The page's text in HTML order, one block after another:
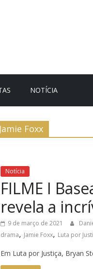
NOTÍCIA
Jamie Foxx
Notícia
FILME I
revela a
9 de março de 2021
drama, Jamie Foxx, Luta por
Em Luta por Justiça, Bryan